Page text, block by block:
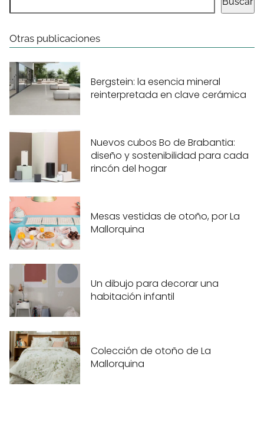
Otras publicaciones
Bergstein: la esencia mineral
reinterpretada en clave cerámica
Nuevos cubos Bo de Brabantia:
diseño y sostenibilidad para cada
rincón del hogar
Mesas vestidas de otoño, por La
Mallorquina
Un dibujo para decorar una
habitación infantil
Colección de otoño de La
Mallorquina